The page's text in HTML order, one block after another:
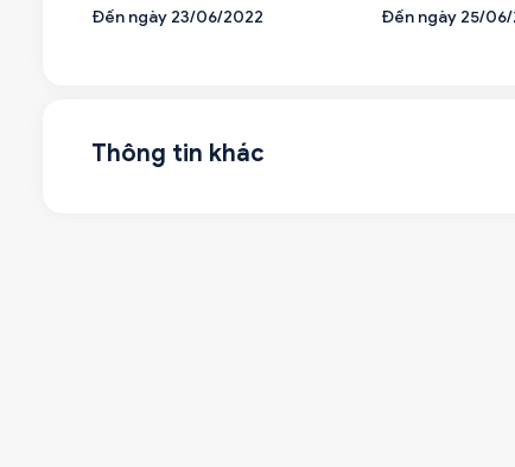
Đến ngày 23/06/2022
Đến ngày 25/
Thông tin khác